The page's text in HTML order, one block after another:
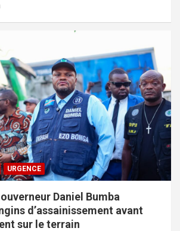
URGENCE
Daniel Bumba
d’assainissement avant
sur le terrain